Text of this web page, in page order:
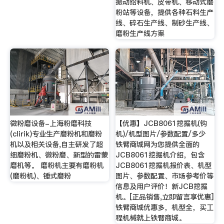
粉站等设备，提供各种石料生产
线、碎石生产线、制砂生产线、
磨粉生产线方案
微粉磨设备-上海粉磨科技
(clirik)专业生产磨粉机和磨粉
机以及相关设备,自主研发了超
细磨粉机、微粉磨、新型的雷蒙
磨机等。 磨粉机主要有磨粉机
(磨粉机)、锤式磨粉
【优惠】JCB8061挖掘机(钩
机)/机型图片/参数配置/多少
铁臂商城网为您提供全面的
JCB8061挖掘机介绍，包含
JCB8061挖掘机报价表、机型
图片、参数配置、市场参考价等
信息及用户评价！新JCB挖掘
机。[正品销售,立即留言享优惠]
铁臂商城优惠多，机型全，买工
程机械就上铁臂商城。